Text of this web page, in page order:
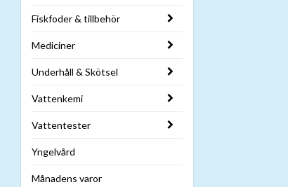
Fiskfoder & tillbehör
Mediciner
Underhåll & Skötsel
Vattenkemi
Vattentester
Yngelvård
Månadens varor